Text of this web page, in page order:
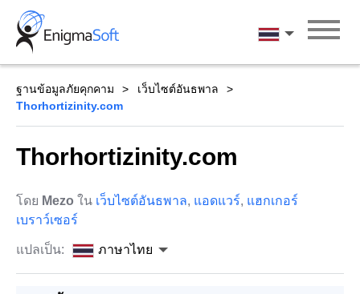
Skip
content
ภาษาไทย
ฐานข้อมูลภัยคุกคาม
เว็บไซต์อันธพาล
Thorhortizinity.com
Thorhortizinity.com
โดย Mezo ใน เว็บไซต์อันธพาล, แอดแวร์, แฮกเกอร์
เบราว์เซอร์
แปลเป็น: ภาษาไทย